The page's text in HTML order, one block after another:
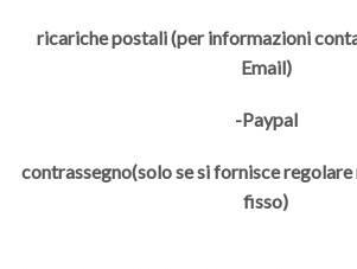
ricariche postali (per informazioni
Email)
-Paypal
contrassegno(solo se si fornisce
fisso)